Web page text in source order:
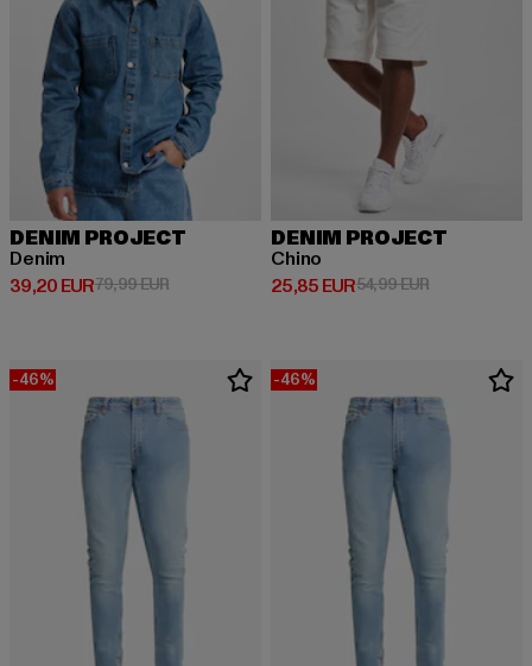
DENIM PROJECT
Denim
39,20 EUR
Derzeitiger Preis: 39,20 EUR
79,99 EURAktionspreis: 79,99 EUR
DENIM PROJECT
Chino
25,85 EUR
Derzeitiger Preis: 25,85 EUR
54,99 EURAktionspreis:
-46% -46%